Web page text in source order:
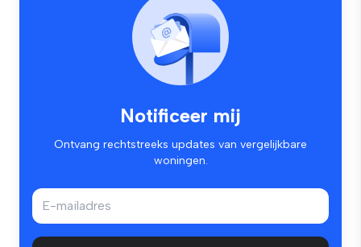
Notificeer mij
Ontvang rechtstreeks updates van vergelijkbare
woningen.